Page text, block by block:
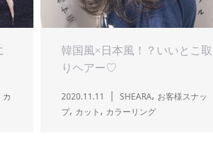
カ
韓国風×日本風！？いいとこ取
りヘアー♡
2020.11.11 SHEARA, お客様スナッ
プ, カット , カラーリング